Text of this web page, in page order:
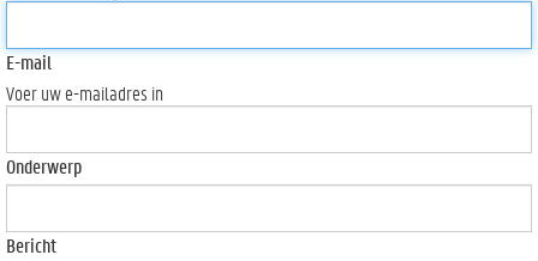
E-mail
Voer uw e-mailadres in
Onderwerp
Bericht